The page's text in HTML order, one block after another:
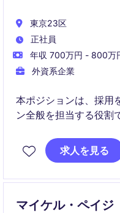
東京23区
正社員
年収 700万円 - 800万
外資系企業
本ポジションは、採用
ン全般を担当する役割
できます。求人を見る
マイケル・ペイ